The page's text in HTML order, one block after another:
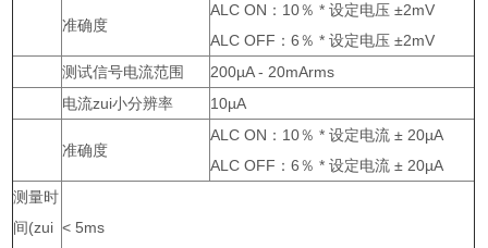
准确度
ALC ON：10％ * 设定电压 ±2mV
ALC OFF：6％ * 设定电压 ±2mV
测试信号电流范围
200µA - 20mArms
电流zui小分辨率
10µA
准确度
ALC ON：10％ * 设定电流 ± 20µA
ALC OFF：6％ * 设定电流 ± 20µA
测量时
间(zui < 5ms